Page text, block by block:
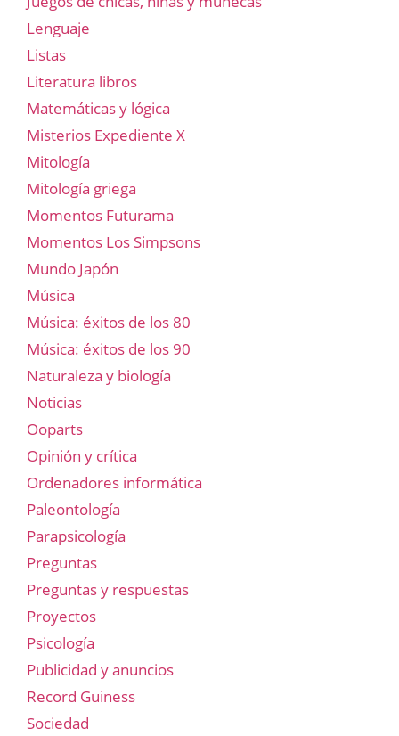
Lenguaje
Listas
Literatura libros
Matemáticas y lógica
Misterios Expediente X
Mitología
Mitología griega
Momentos Futurama
Momentos Los Simpsons
Mundo Japón
Música
Música: éxitos de los 80
Música: éxitos de los 90
Naturaleza y biología
Noticias
Ooparts
Opinión y crítica
Ordenadores informática
Paleontología
Parapsicología
Preguntas
Preguntas y respuestas
Proyectos
Psicología
Publicidad y anuncios
Record Guiness
Sociedad